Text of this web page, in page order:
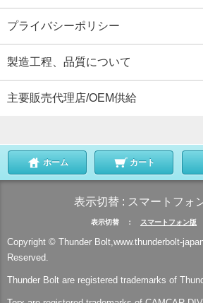
プライバシーポリシー
製造工程、品質について
主要販売代理店/OEM供給
ホーム カート
表示切替 : スマートフォ
表示切替 ： スマートフォン版
Copyright © Thunder Bolt,www.thunderbolt-
Reserved.
Thunder Bolt are registered trademarks of